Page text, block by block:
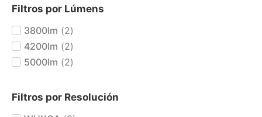
Filtros por Lúmens
3800lm (2)
4200lm (2)
5000lm (2)
Filtros por Resolución